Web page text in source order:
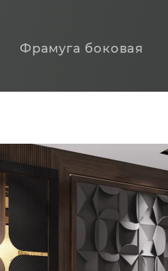
Фрамуга боковая